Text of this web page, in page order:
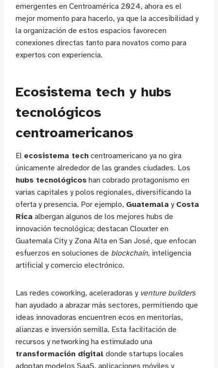
emergentes en Centroamérica 2024, ahora es el
mejor momento para hacerlo, ya que la accesibilidad y
la organización de estos espacios favorecen
conexiones directas tanto para novatos como para
expertos con experiencia.
Ecosistema tech y hubs
tecnológicos
centroamericanos
El ecosistema tech centroamericano ya no gira
únicamente alrededor de las grandes ciudades. Los
hubs tecnológicos han cobrado protagonismo en
varias capitales y polos regionales, diversificando la
oferta y presencia. Por ejemplo, Guatemala y Costa
Rica albergan algunos de los mejores hubs de
innovación tecnológica; destacan Clouxter en
Guatemala City y Zona Alta en San José, que enfocan
esfuerzos en soluciones de blockchain, inteligencia
artificial y comercio electrónico.
Las redes coworking, aceleradoras y venture builders
han ayudado a abrazar más sectores, permitiendo que
ideas innovadoras encuentren ecos en mentorías,
alianzas e inversión semilla. Esta facilitación de
recursos y networking ha estimulado una
transformación digital donde startups locales